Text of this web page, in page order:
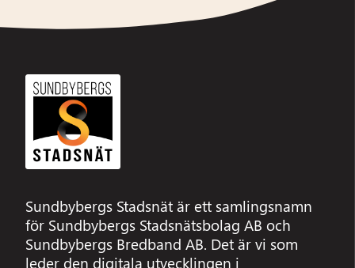
Sundbybergs Stadsnät är ett samlingsnamn
för Sundbybergs Stadsnätsbolag AB och
Sundbybergs Bredband AB. Det är vi som
leder den digitala utvecklingen i